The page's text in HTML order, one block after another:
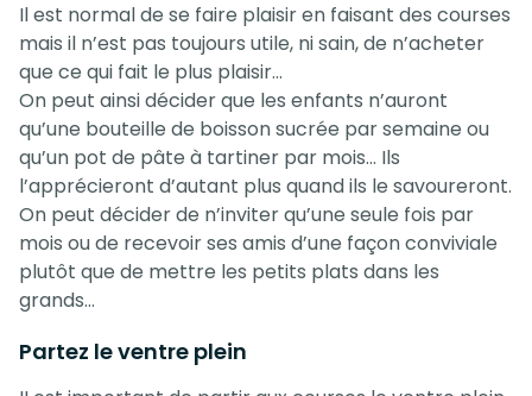
Il est normal de se faire plaisir en faisant des courses
mais il n’est pas toujours utile, ni sain, de n’acheter
que ce qui fait le plus plaisir…
On peut ainsi décider que les enfants n’auront
qu’une bouteille de boisson sucrée par semaine ou
qu’un pot de pâte à tartiner par mois… Ils
l’apprécieront d’autant plus quand ils le savoureront.
On peut décider de n’inviter qu’une seule fois par
mois ou de recevoir ses amis d’une façon conviviale
plutôt que de mettre les petits plats dans les
grands…
Partez le ventre plein